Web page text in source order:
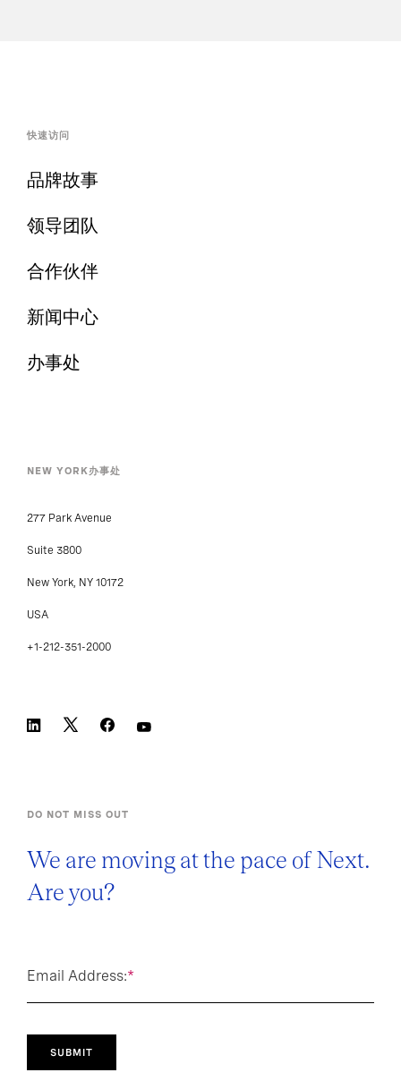
快速访问
品牌故事
领导团队
合作伙伴
新闻中心
办事处
NEW YORK办事处
277 Park Avenue
Suite 3800
New York, NY 10172
USA
+1-212-351-2000
DO NOT MISS OUT
We are moving at the pace of Next.
Are you?
*
Email Address:
SUBMIT